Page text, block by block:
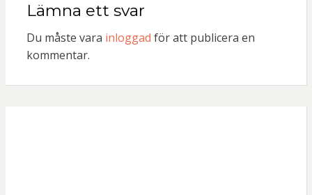
Lämna ett svar
Du måste vara inloggad för att publicera en
kommentar.